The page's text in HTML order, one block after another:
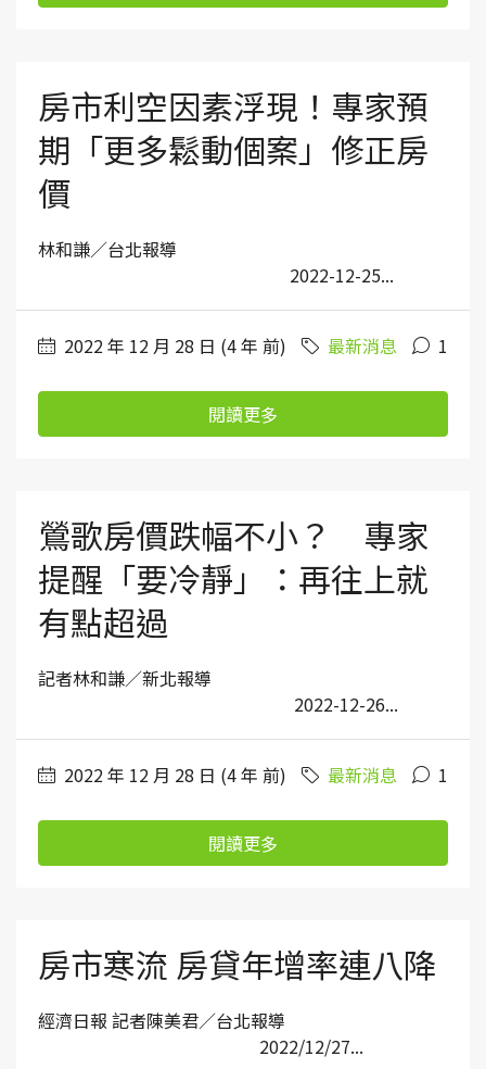
房市利空因素浮現！專家預
期「更多鬆動個案」修正房
價
林和謙／台北報導
2022-12-25...
2022 年 12 月 28 日 (4 年 前) 最新消息 1
閱讀更多
鶯歌房價跌幅不小？ 專家
提醒「要冷靜」：再往上就
有點超過
記者林和謙／新北報導
2022-12-26...
2022 年 12 月 28 日 (4 年 前) 最新消息 1
閱讀更多
房市寒流 房貸年增率連八降
經濟日報 記者陳美君／台北報導
2022/12/27...